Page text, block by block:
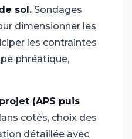
sol. Sondages
dimensionner les
les contraintes
phréatique,
(APS puis
cotés, choix des
détaillée avec